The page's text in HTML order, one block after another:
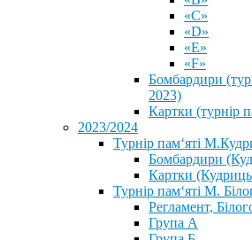
«С»
«D»
«Е»
«F»
Бомбардири
2023)
Картки (турнір
2023/2024
⁨Турнір пам‘яті
Бомбардири
Картки
⁨Турнір пам‘яті М.
Регламент,
Група А